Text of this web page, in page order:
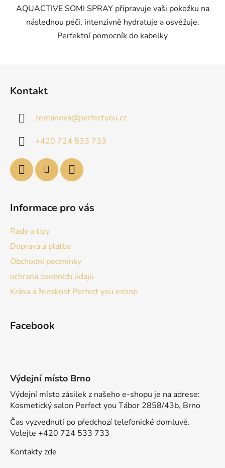
AQUACTIVE SOMI SPRAY připravuje vaši pokožku na
následnou péči, intenzivně hydratuje a osvěžuje.
Perfektní pomocník do kabelky
Kontakt
zemanova@perfectyou.cz
+420 724 533 733
Informace pro vás
Rady a tipy
Doprava a platba
Obchodní podmínky
ochrana osobních údajů
Krása a ženskost Perfect you eshop
Facebook
Výdejní místo Brno
Výdejní místo zásilek z našeho e-shopu je na adrese:
Kosmetický salon Perfect you Tábor 2858/43b, Brno
Čas vyzvednutí po předchozí telefonické domluvě.
Volejte +420 724 533 733
Kontakty zde